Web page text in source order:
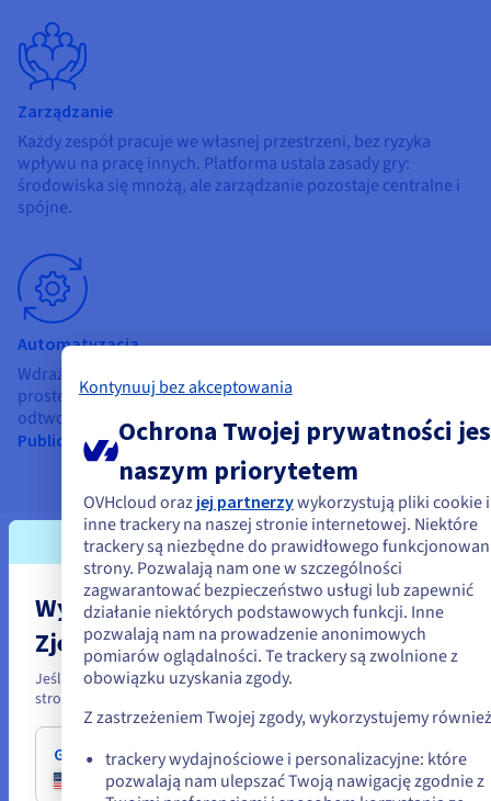
Zarządzanie
Każdy zespół pracuje we własnej przestrzeni, bez ryzyka
wpływu na pracę innych. Platforma ustala zasady gry:
środowiska się mnożą, ale zarządzanie pozostaje centralne i
spójne.
Automatyzacja
Wdrażanie za pomocą skryptów na Infrastructure as Code:
proste i bez subskrypcji. Skrypty są wersjonowane, łatwe do
odtworzenia i aktualizowane zgodnie z rozwojem usług
Public Cloud.
Use case
Sprawdź przykłady zastosowania
Do jakich celów? Sektor publiczny, przedsiębiorstwa
podlegające regulacjom lub organizacje, w których wymagana
jest suwerenność i zgodność z normami.
Sektor publiczny
Wydaje się, że znajdujesz się w Stany
Zjednoczone
Jeśli chcesz złożyć zamówienie w Stany Zjednoczone, wyszukaj
stronę i załóż konto.
Go to Stany Zjednoczone website
us.ovhcloud.com/
Angielski USD - $
Kontynuuj bez akceptowania
Ochrona Twojej prywatności
naszym priorytetem
OVHcloud oraz jej partnerzywykorzystują pliki cookie i
inne trackery na naszej stronie internetowej. Niektóre
trackery są niezbędne do prawidłowego
strony. Pozwalają nam one w szczególności
zagwarantować bezpieczeństwo usługi lub zapewnić
działanie niektórych podstawowych funkcji. Inne
pozwalają nam na prowadzenie anonimowych
pomiarów oglądalności. Te trackery są zwolnione z
obowiązku uzyskania zgody.
Z zastrzeżeniem Twojej zgody, wykorzystujemy
trackery wydajnościowe i personalizacyjne: które
pozwalają nam ulepszać Twoją nawigację zgodnie z